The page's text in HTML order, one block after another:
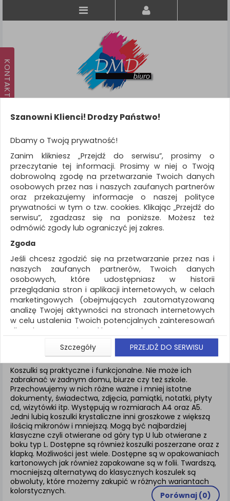
KATEGORIE
WSZYSTKIE KATEGORIE
FILTRY
Więcej
REKLAMA
AKTUALNOŚCI
Archiwizacja dokumentów
Koszulki i
obwoluty
ZNALEZIONYCH PRODUKTÓW: 13
KOSZULKI I OBWOLUTY
Koszulki są praktyczne i funkcjonalne. Nie może ich
zabraknać w żadnym domu, biurze czy też szkole.
Przechowujemy w nich różne ważne i mniej istotne
dokumenty, świadectwa, zdjęcia, pamiątki, notatki, płyty
cd, wizytówki itp. Występują w rozmiarach A4 oraz A5.
Jedni lubią koszulki krystaliczne inni groszkowe z większą
ilością mikronów i mniejszą. Mogą być najbardziej
klasyczne czyli otwierane od góry typ U lub otwierane z
boku typ L. Dostępne są również koszulki poszerzane oraz z
klapką. Możliwości jest wiele. Dostępne są w opakowaniach
kartonowych jak również zapakowane są w folii. Twardszą,
mocniejszą alternatywą do klasycznych koszulek są
obwoluty, które możemy zakupić w różnych wariantach
kolorstycznych.
Porównaj (0)
Szanowni Klienci! Drodzy Państwo!
Dbamy o Twoją prywatność!
Zanim klikniesz „Przejdź do serwisu”, prosimy o
przeczytanie tej informacji. Prosimy w niej o Twoją
dobrowolną zgodę na przetwarzanie Twoich danych
osobowych przez nas i naszych zaufanych partnerów
oraz przekazujemy informacje o naszej polityce
prywatności w tym o tzw. cookies. Klikając „Przejdź do
serwisu”, zgadzasz się na poniższe. Możesz też
odmówić zgody lub ograniczyć jej zakres.
Zgoda
Jeśli chcesz zgodzić się na przetwarzanie przez nas i
naszych zaufanych partnerów, Twoich danych
osobowych, które udostępniasz w historii
przeglądania stron i aplikacji internetowych, w celach
marketingowych (obejmujących zautomatyzowaną
analizę Twojej aktywności na stronach internetowych
w celu ustalenia Twoich potencjalnych zainteresowań
dla dostosowania reklamy i oferty), w tym na
umieszczanie tzw. cookies na Twoich urządzeniach i
ich odczytywanie, kliknij przycisk „Przejdź do serwisu”.
Jeśli nie chcesz wyrazić zgody lub ograniczyć jej
zakres, kliknij „Szczegóły”, gdzie znajdziesz wszelkie
informacje o tym jak to zrobić . Te same informacje
znajdziesz także na podstronie z naszą polityką
prywatności obowiązującą od 25 maja 2018.
W przypadku użytkowników zalogowanych, aby
umożliwić prawidłową realizację Umowy z Państwem i
związane z tym prawidłowe działanie naszej strony
www, a w szczególności np. wysłanie potwierdzenia
zamówienia na Państwa email lub wyświetlenie
Państwu prawidłowych informacji o promocjach czy
cenach indywidualnych, ważna jest Państwa
wcześniejsza zgoda której udzieliliście podczas
Szczegóły PRZEJDŹ DO SERWISU